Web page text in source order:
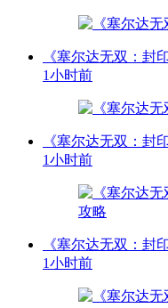
《塞尔达无双：封
1小时前
《塞尔达无双：封
1小时前
《塞尔达无双：封
1小时前